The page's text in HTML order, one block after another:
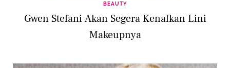
BEAUTY
Gwen Stefani Akan Segera Kenalkan Lini
Makeupnya